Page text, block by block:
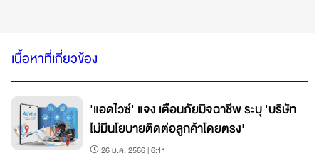
เนื้อหาที่เกี่ยวข้อง
'แอดไวซ์' แจง เตือนภัยมิจฉาชีพ ระบุ 'บริษัท
ไม่มีนโยบายติดต่อลูกค้าโดยตรง'
26 ม.ค. 2566 | 6:11